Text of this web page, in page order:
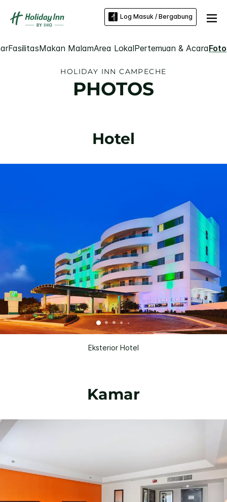
Log Masuk / Bergabung
FasilitasMakan MalamArea LokalPertemuan & AcaraFoto
HOLIDAY INN CAMPECHE
PHOTOS
Hotel
Eksterior Hotel
Kamar